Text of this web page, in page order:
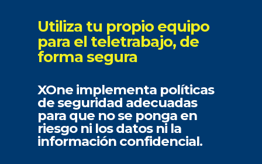
Utiliza tu propio equipo
para el teletrabajo, de
forma segura
XOne implementa políticas
de seguridad adecuadas
para que no se ponga en
riesgo ni los datos ni la
información confidencial.